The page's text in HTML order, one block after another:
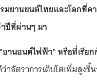
มยานยนต์ไทยและโลกที่
ปีที่ผ่านๆ มา
"ยานยนต์ไฟฟ้า" หรือที่เรียก
าอัตราการเติบโตเพิ่มสูงขึ้